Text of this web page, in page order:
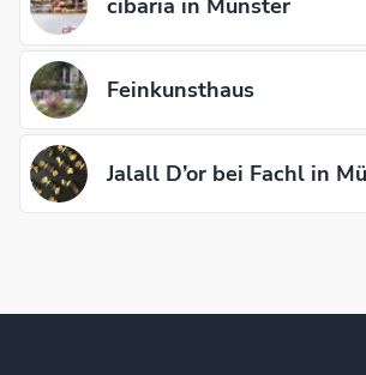
Feinkunsthaus
Jalall D’or bei Fachl in